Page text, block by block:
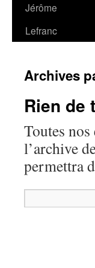
Jérôme
Lefranc
Archives
Rien de
Toutes nos
l’archive
permettra